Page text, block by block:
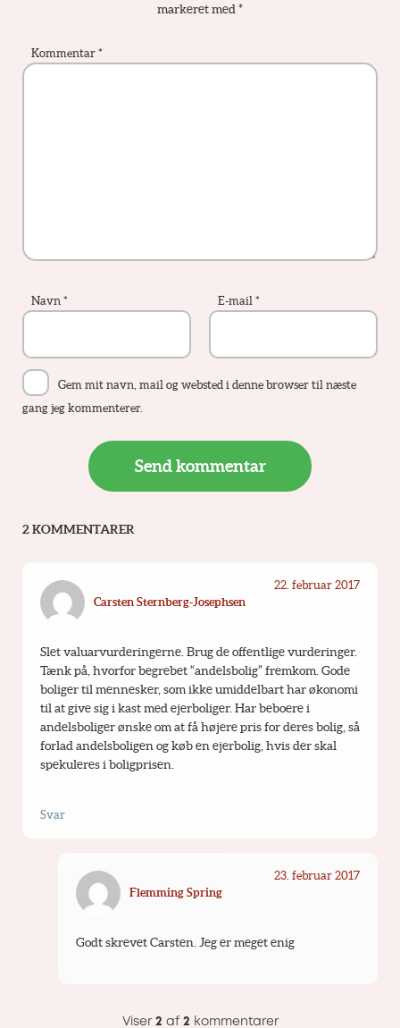
markeret med *
Kommentar *
Navn * E-mail *
Gem mit navn, mail og websted i denne browser til næste
gang jeg kommenterer.
2 KOMMENTARER
Carsten Sternberg-Josephsen
22. februar 2017
Slet valuarvurderingerne. Brug de offentlige vurderinger.
Tænk på, hvorfor begrebet “andelsbolig” fremkom. Gode
boliger til mennesker, som ikke umiddelbart har økonomi
til at give sig i kast med ejerboliger. Har beboere i
andelsboliger ønske om at få højere pris for deres bolig, så
forlad andelsboligen og køb en ejerbolig, hvis der skal
spekuleres i boligprisen.
Svar
Flemming Spring
23. februar 2017
Godt skrevet Carsten. Jeg er meget enig
Viser 2 af 2 kommentarer